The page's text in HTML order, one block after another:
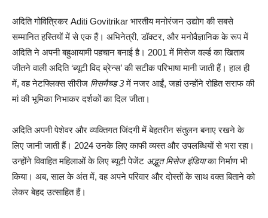
अदिति गोवित्रिकर Aditi Govitrikar भारतीय मनोरंजन उद्योग की सबसे
सम्मानित हस्तियों में से एक हैं। अभिनेत्री, डॉक्टर, और मनोवैज्ञानिक के रूप में
अदिति ने अपनी बहुआयामी पहचान बनाई है। 2001 में मिसेज वर्ल्ड का खिताब
जीतने वाली अदिति ‘ब्यूटी विद ब्रेन्स’ की सटीक परिभाषा मानी जाती हैं। हाल ही
में, वह नेटफ्लिक्स सीरीज मिसमैच्ड 3में नजर आईं, जहां उन्होंने रोहित सराफ की
मां की भूमिका निभाकर दर्शकों का दिल जीता।
अदिति अपनी पेशेवर और व्यक्तिगत जिंदगी में बेहतरीन संतुलन बनाए रखने के
लिए जानी जाती हैं। 2024 उनके लिए काफी व्यस्त और उपलब्धियों से भरा रहा।
उन्होंने विवाहित महिलाओं के लिए ब्यूटी पेजेंट अद्भुत मिसेज इंडियाका निर्माण भी
किया। अब, साल के अंत में, वह अपने परिवार और दोस्तों के साथ वक्त बिताने को
लेकर बेहद उत्साहित हैं।